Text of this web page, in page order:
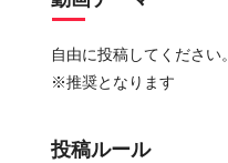
自由に投稿してください。
※推奨となります
投稿ルール